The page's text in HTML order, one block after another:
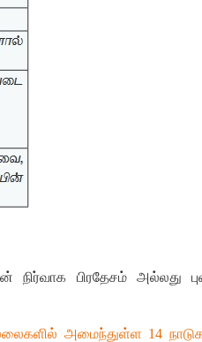
பிரதேசம் அல்லது
அமைந்துள்ள 14